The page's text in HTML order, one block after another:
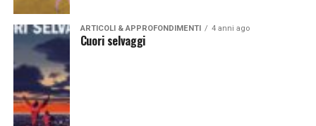
ARTICOLI & APPROFONDIMENTI 4 anni ago
Cuori selvaggi